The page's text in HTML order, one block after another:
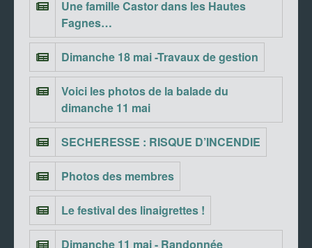
Une famille Castor dans les Hautes
Fagnes…
Dimanche 18 mai -Travaux de gestion
Voici les photos de la balade du
dimanche 11 mai
SECHERESSE : RISQUE D’INCENDIE
Photos des membres
Le festival des linaigrettes !
Dimanche 11 mai - Randonnée